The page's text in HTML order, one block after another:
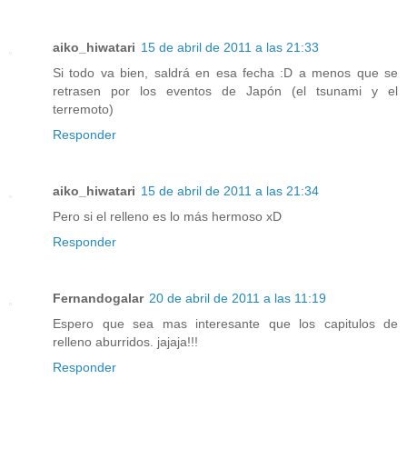
aiko_hiwatari 15 de abril de 2011 a las 21:33
Si todo va bien, saldrá en esa fecha :D a menos que se
retrasen por los eventos de Japón (el tsunami y el
terremoto)
Responder
aiko_hiwatari 15 de abril de 2011 a las 21:34
Pero si el relleno es lo más hermoso xD
Responder
Fernandogalar 20 de abril de 2011 a las 11:19
Espero que sea mas interesante que los capitulos de
relleno aburridos. jajaja!!!
Responder